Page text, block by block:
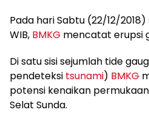
Pada hari Sabtu (22/12/2018)
WIB, BMKG mencatat erupsi
Di satu sisi sejumlah tide
pendeteksi tsunami) BMKG
potensi kenaikan
Selat Sunda.